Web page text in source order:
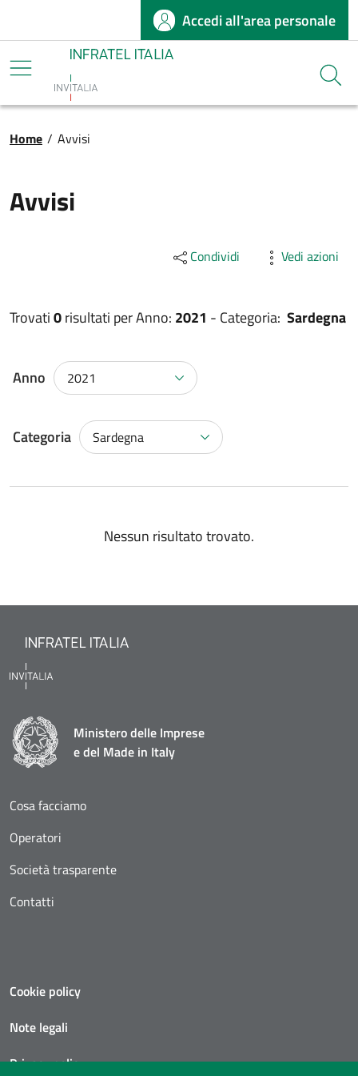
Salta al contenuto principaleAccedi all'area personale
Infratel
Briciole di pane
Home / Avvisi
Avvisi
Condividi Vedi azioni
Trovati0risultati perAnno: 2021 - Categoria: Sardegna
Anno 2021
Categoria Sardegna
Nessun risultato trovato.
Ministero delle Imprese
e del Made in Italy
Cosa facciamo
Operatori
Società trasparente
Contatti
Cookie policy
Note legali
Privacy policy